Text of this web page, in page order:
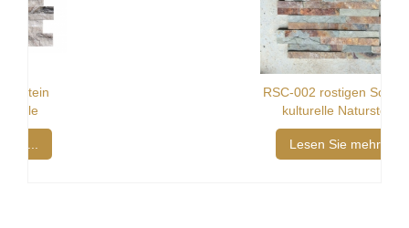
RSC-002 rostigen Schiefer